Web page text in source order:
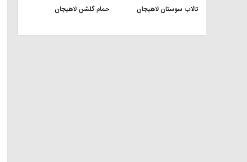
تالاب سوستان لاهیجان حمام گلشن لاهیجان